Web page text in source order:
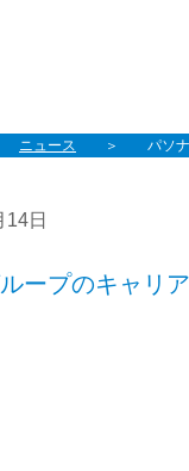
ニュース パソ
14日
ープのキャリ